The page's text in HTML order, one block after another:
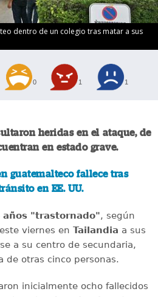
dentro de un colegio tras matar a sus
0 1 1
heridas en el ataque, de
en estado grave.
guatemalteco fallece tras
en EE. UU.
años "trastornado", según
viernes en Tailandia a sus
a su centro de secundaria,
de otras cinco personas.
inicialmente ocho fallecidos